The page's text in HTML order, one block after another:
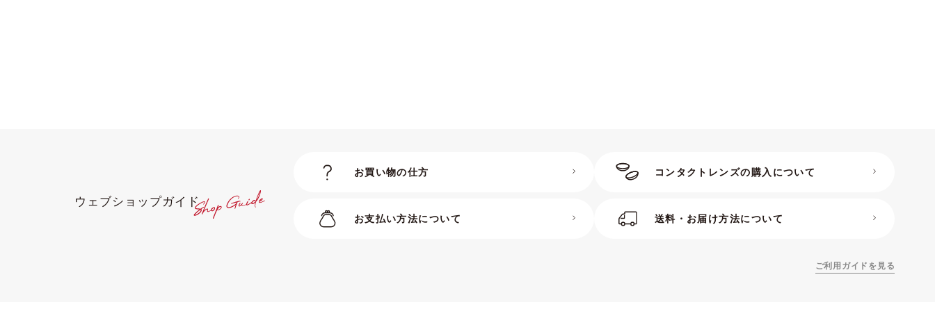
ウェブショップガイド
お買い物の仕方 コンタクトレンズの購入について
お支払い方法について 送料・お届け方法について
ご利用ガイドを見る